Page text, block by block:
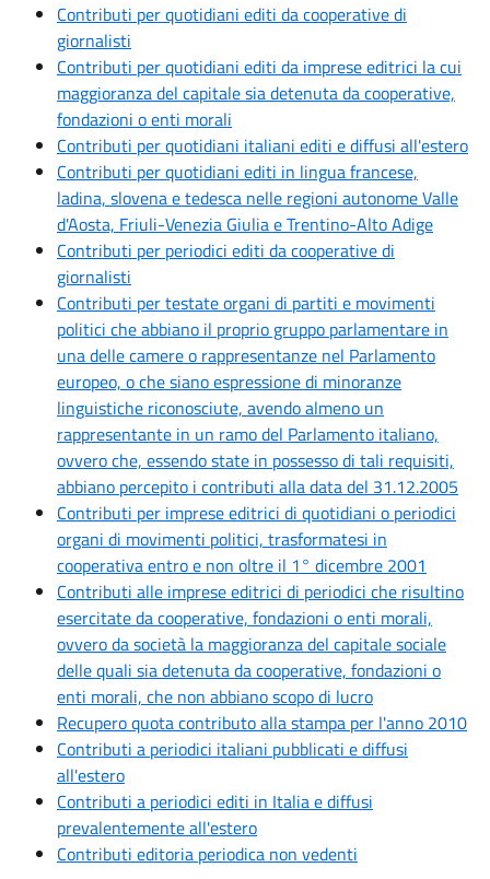
Contributi per quotidiani editi da cooperative di
giornalisti
Contributi per quotidiani editi da imprese editrici la cui
maggioranza del capitale sia detenuta da cooperative,
fondazioni o enti morali
Contributi per quotidiani italiani editi e diffusi all'estero
Contributi per quotidiani editi in lingua francese,
ladina, slovena e tedesca nelle regioni autonome Valle
d'Aosta, Friuli-Venezia Giulia e Trentino-Alto Adige
Contributi per periodici editi da cooperative di
giornalisti
Contributi per testate organi di partiti e movimenti
politici che abbiano il proprio gruppo parlamentare in
una delle camere o rappresentanze nel Parlamento
europeo, o che siano espressione di minoranze
linguistiche riconosciute, avendo almeno un
rappresentante in un ramo del Parlamento italiano,
ovvero che, essendo state in possesso di tali requisiti,
abbiano percepito i contributi alla data del 31.12.2005
Contributi per imprese editrici di quotidiani o periodici
organi di movimenti politici, trasformatesi in
cooperativa entro e non oltre il 1° dicembre 2001
Contributi alle imprese editrici di periodici che risultino
esercitate da cooperative, fondazioni o enti morali,
ovvero da società la maggioranza del capitale sociale
delle quali sia detenuta da cooperative, fondazioni o
enti morali, che non abbiano scopo di lucro
Recupero quota contributo alla stampa per l'anno 2010
Contributi a periodici italiani pubblicati e diffusi
all'estero
Contributi a periodici editi in Italia e diffusi
prevalentemente all'estero
Contributi editoria periodica non vedenti